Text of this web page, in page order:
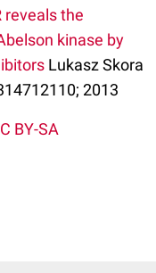
reveals the
kinase by
Lukasz Skora
2013
BY-SA